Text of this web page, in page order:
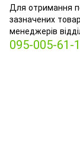
Для отримання
зазначених
менеджерів
095-005-61-